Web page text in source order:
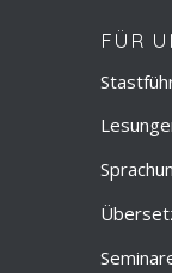
FÜR